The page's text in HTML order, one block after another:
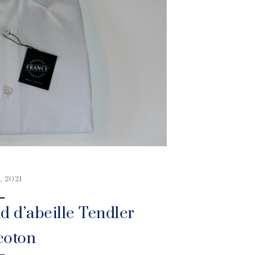
2021
d’abeille Tendler